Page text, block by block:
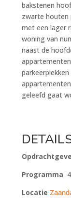
bakstenen
zwarte houten
met een lager
woning van
naast de
geleefd gaat
Programma
Locatie